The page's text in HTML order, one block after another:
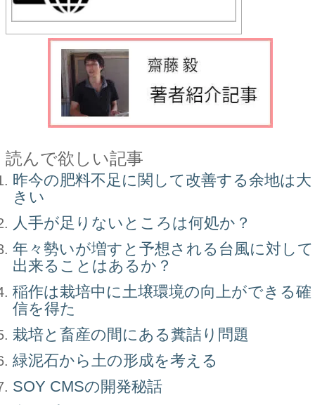
読んで欲しい記事
昨今の肥料不足に関して改善する余地は大
きい
人手が足りないところは何処か？
年々勢いが増すと予想される台風に対して
出来ることはあるか？
稲作は栽培中に土壌環境の向上ができる確
信を得た
栽培と畜産の間にある糞詰り問題
緑泥石から土の形成を考える
SOY CMSの開発秘話